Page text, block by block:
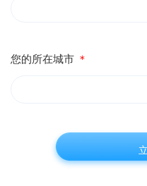
您的所在城市 ＊